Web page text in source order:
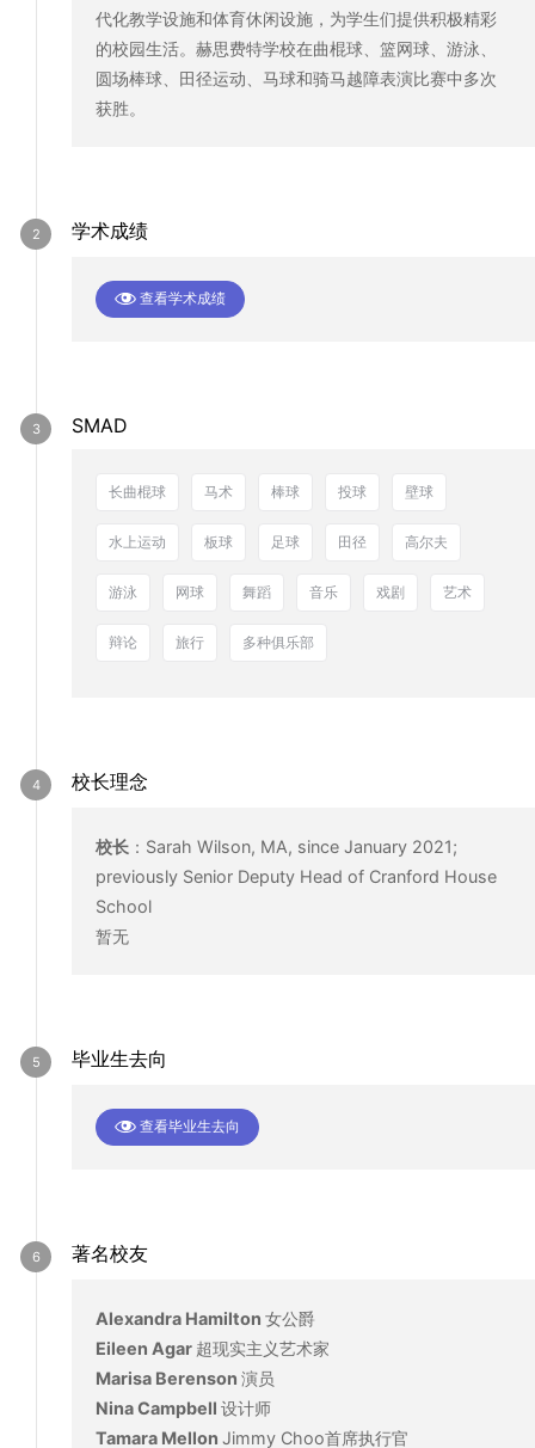
代化教学设施和体育休闲设施，为学生们提供积极精彩
的校园生活。赫思费特学校在曲棍球、篮网球、游泳、
圆场棒球、田径运动、马球和骑马越障表演比赛中多次
获胜。
学术成绩
查看学术成绩
SMAD
长曲棍球 马术 棒球 投球 壁球
水上运动 板球 足球 田径 高尔夫
游泳 网球 舞蹈 音乐 戏剧 艺术
辩论 旅行 多种俱乐部
校长理念
校长 ： Sarah Wilson, MA, since January 2021;
previously Senior Deputy Head of Cranford House
School
暂无
毕业生去向
查看毕业生去向
著名校友
Alexandra Hamilton女公爵
Eileen Agar 超现实主义艺术家
Marisa Berenson演员
Nina Campbell设计师
Tamara MellonJimmy Choo首席执行官